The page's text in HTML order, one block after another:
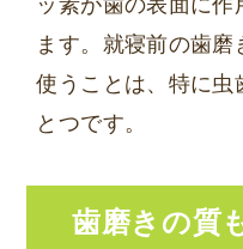
ます。就寝前の歯
使うことは、特に虫
とつです。
歯磨きの質